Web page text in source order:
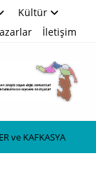
Kültür
İletişim
ve KAFKASYA